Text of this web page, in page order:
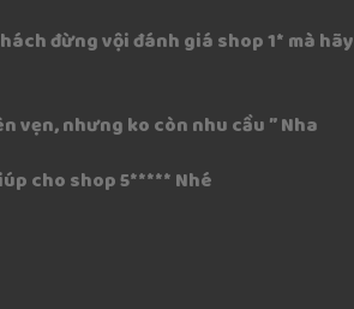
đừng vội đánh giá shop 1* mà hãy
vẹn, nhưng ko còn nhu cầu ” Nha
cho shop 5***** Nhé